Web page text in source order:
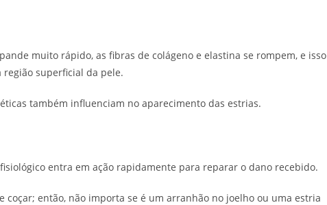
muito rápido, as fibras de colágeno e elastina se rompem, e isso
superficial da pele.
também influenciam no aparecimento das estrias.
entra em ação rapidamente para reparar o dano recebido.
coçar; então, não importa se é um arranhão no joelho ou uma estria